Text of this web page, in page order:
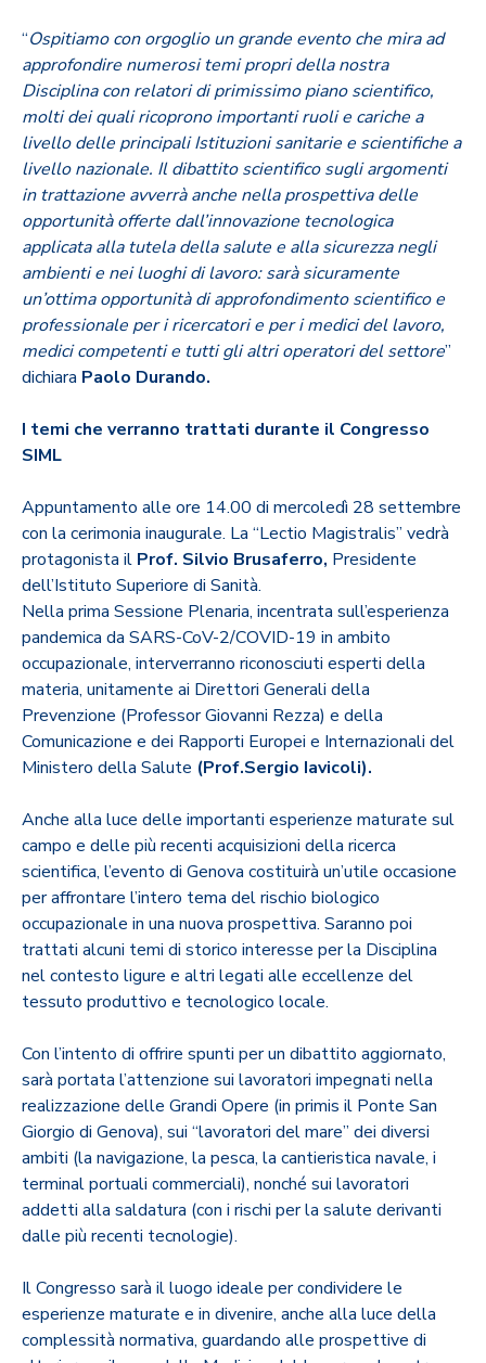
“Ospitiamo con orgoglio un grande evento che mira ad
approfondire numerosi temi propri della nostra
Disciplina con relatori di primissimo piano scientifico,
molti dei quali ricoprono importanti ruoli e cariche a
livello delle principali Istituzioni sanitarie e scientifiche a
livello nazionale. Il dibattito scientifico sugli argomenti
in trattazione avverrà anche nella prospettiva delle
opportunità offerte dall’innovazione tecnologica
applicata alla tutela della salute e alla sicurezza negli
ambienti e nei luoghi di lavoro: sarà sicuramente
un’ottima opportunità di approfondimento scientifico e
professionale per i ricercatori e per i medici del lavoro,
medici competenti e tutti gli altri operatori del settore”
dichiara Paolo Durando.
I temi che verranno trattati durante il Congresso
SIML
Appuntamento alle ore 14.00 di mercoledì 28 settembre
con la cerimonia inaugurale. La “Lectio Magistralis” vedrà
protagonista il Prof. Silvio Brusaferro, Presidente
dell’Istituto Superiore di Sanità.
Nella prima Sessione Plenaria, incentrata sull’esperienza
pandemica da SARS-CoV-2/COVID-19 in ambito
occupazionale, interverranno riconosciuti esperti della
materia, unitamente ai Direttori Generali della
Prevenzione (Professor Giovanni Rezza) e della
Comunicazione e dei Rapporti Europei e Internazionali del
Ministero della Salute (Prof.Sergio Iavicoli).
Anche alla luce delle importanti esperienze maturate sul
campo e delle più recenti acquisizioni della ricerca
scientifica, l’evento di Genova costituirà un’utile occasione
per affrontare l’intero tema del rischio biologico
occupazionale in una nuova prospettiva. Saranno poi
trattati alcuni temi di storico interesse per la Disciplina
nel contesto ligure e altri legati alle eccellenze del
tessuto produttivo e tecnologico locale.
Con l’intento di offrire spunti per un dibattito aggiornato,
sarà portata l’attenzione sui lavoratori impegnati nella
realizzazione delle Grandi Opere (in primis il Ponte San
Giorgio di Genova), sui “lavoratori del mare” dei diversi
ambiti (la navigazione, la pesca, la cantieristica navale, i
terminal portuali commerciali), nonché sui lavoratori
addetti alla saldatura (con i rischi per la salute derivanti
dalle più recenti tecnologie).
Il Congresso sarà il luogo ideale per condividere le
esperienze maturate e in divenire, anche alla luce della
complessità normativa, guardando alle prospettive di